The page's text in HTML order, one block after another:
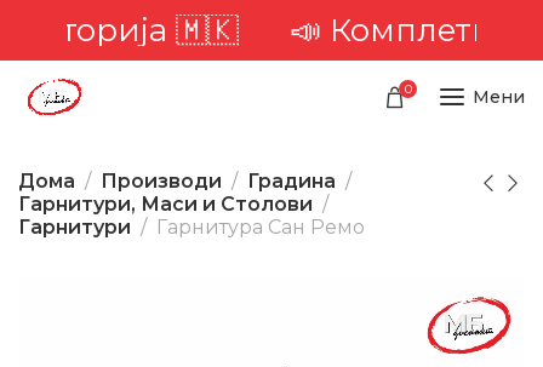
🇲🇰📣 Комплетна
0 Мени
Дома Производи
Градина
Гарнитури, Маси и Столови
Гарнитури
Гарнитура Сан Ремо